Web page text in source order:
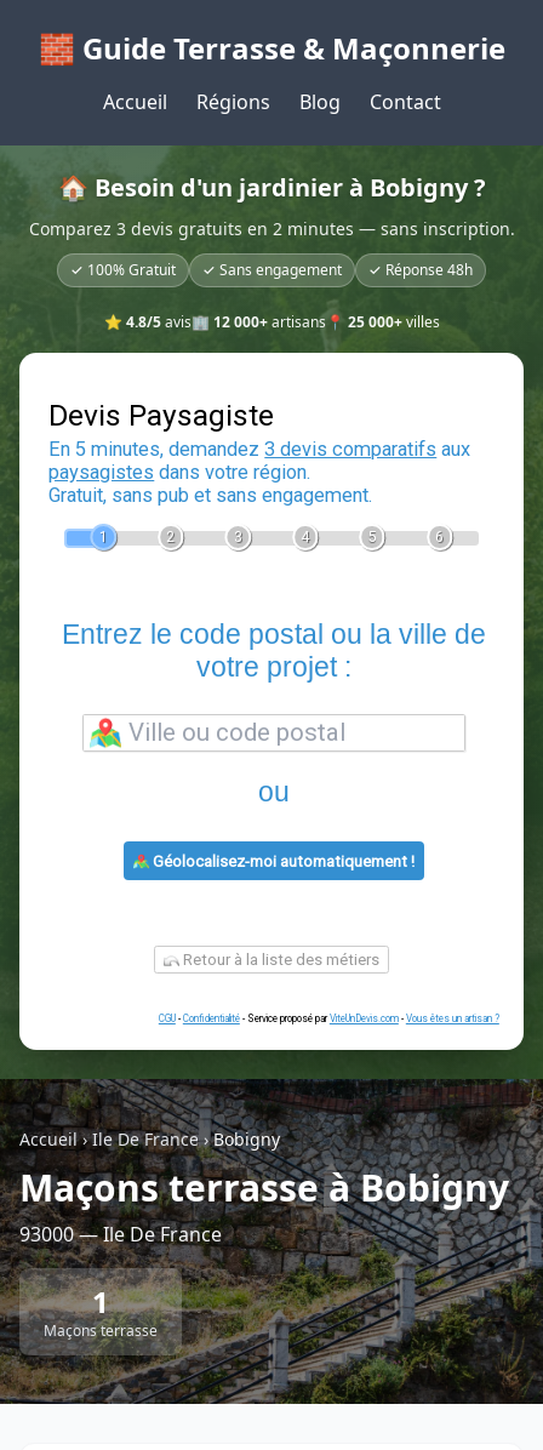
🧱 Guide Terrasse & Maçonnerie
Accueil Régions Blog Contact
🏠 Besoin d'un jardinier à Bobigny ?
Comparez 3 devis gratuits en 2 minutes — sans inscription.
✓ 100% Gratuit ✓ Sans engagement ✓ Réponse 48h
⭐ 4.8/5avis🏢 12 000+artisans📍 25 000+villes
Devis Paysagiste
En 5 minutes, demandez3 devis comparatifs
votre projet :
ou
Géolocalisez-moi automatiquement !
Retour à la liste des métiers
CGU-Confidentialité - Service proposé parViteUnDevis.com-Vous
Accueil›Ile De France›Bobigny
Maçons terrasse à Bobigny
93000 — Ile De France
1
Maçons terrasse